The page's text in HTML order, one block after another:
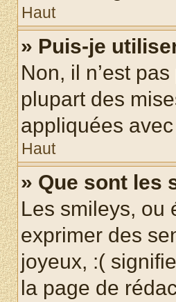
Haut
» Puis-je
Non, il n’est
plupart des
appliquées
Haut
» Que sont les
Les smileys, ou
exprimer des
joyeux, :(
la page de